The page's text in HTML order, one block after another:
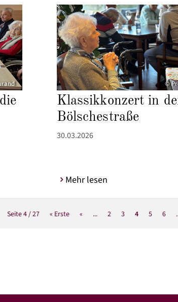
©
Klassikkonzert in
Bölschestraße
30.03.2026
Mehr lesen
Seite 4 / 27 « Erste « ... 2 3 4 5 6